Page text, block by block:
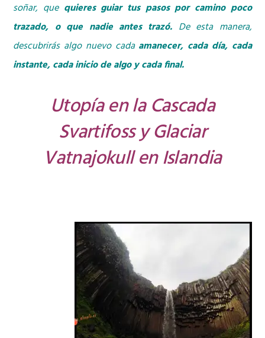
soñar, que quieres guiar tus pasos por camino poco
trazado, o que nadie antes trazó. De esta manera,
descubrirás algo nuevo cada amanecer, cada día, cada
instante, cada inicio de algo y cada final.
Utopía en la Cascada
Svartifoss y Glaciar
Vatnajokull en Islandia